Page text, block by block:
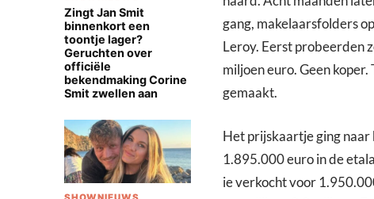
Zingt Jan Smit
binnenkort een
toontje lager?
Geruchten over
officiële
bekendmaking Corine
Smit zwellen aan
gang, makelaarsfolders
Leroy. Eerst probeerden
miljoen euro. Geen
gemaakt.
Het prijskaartje ging
1.895.000 euro in de
ie verkocht voor